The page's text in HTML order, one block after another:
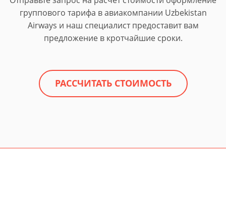
группового тарифа в авиакомпании Uzbekistan
Airways и наш специалист предоставит вам
предложение в кротчайшие сроки.
РАССЧИТАТЬ СТОИМОСТЬ